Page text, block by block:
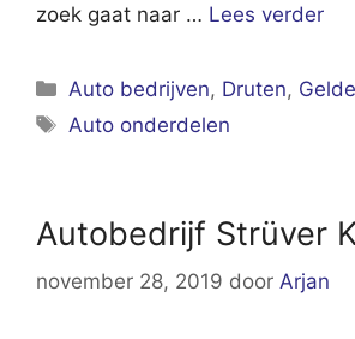
zoek gaat naar … Lees verder
Categorieën
Auto bedrijven, Druten,
Tags
Auto onderdelen
Autobedrijf Strüver
november 28, 2019 door Arjan